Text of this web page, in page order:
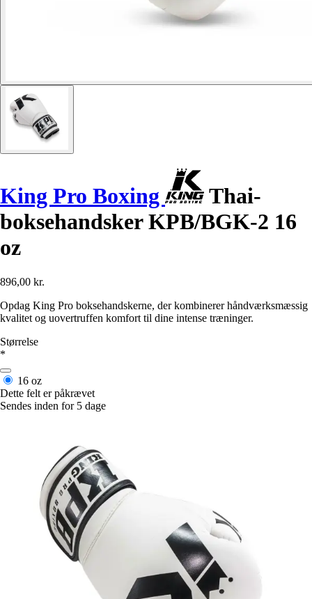
King Pro Boxing
Thai-
boksehandsker KPB/BGK-2 16
oz
896,00 kr.
Opdag King Pro boksehandskerne, der kombinerer håndværksmæssig
kvalitet og uovertruffen komfort til dine intense træninger.
Størrelse
*
16 oz
Dette felt er påkrævet
Sendes inden for 5 dage